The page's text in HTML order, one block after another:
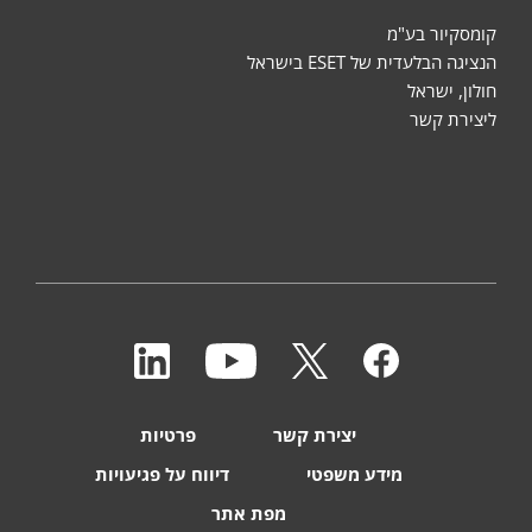
קומסקיור בע"מ
הנציגה הבלעדית של ESET בישראל
חולון, ישראל
ליצירת קשר
יצירת קשר
פרטיות
מידע משפטי
דיווח על פגיעויות
מפת אתר